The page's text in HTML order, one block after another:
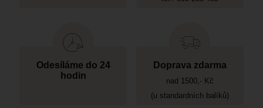
Odesíláme do 24
hodin
Doprava zdarma
nad 1500,- Kč
(u standardních balíků)